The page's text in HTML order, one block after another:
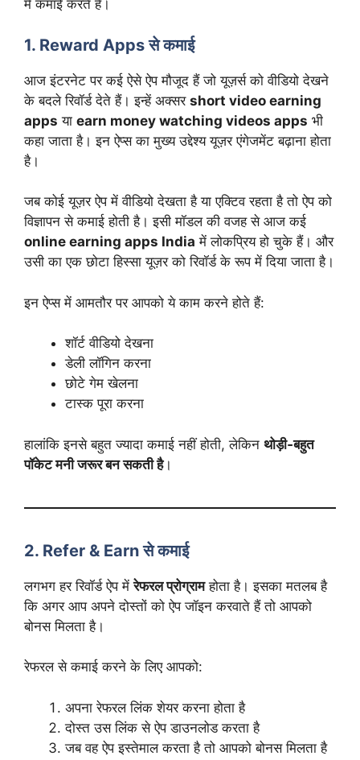
में कमाई करते हैं।
1. Reward Apps से कमाई
आज इंटरनेट पर कई ऐसे ऐप मौजूद हैं जो यूज़र्स को वीडियो देखने
के बदले रिवॉर्ड देते हैं। इन्हें अक्सर short video earning
apps या earn money watching videos apps भी
कहा जाता है। इन ऐप्स का मुख्य उद्देश्य यूज़र एंगेजमेंट बढ़ाना होता
है।
जब कोई यूज़र ऐप में वीडियो देखता है या एक्टिव रहता है तो ऐप को
विज्ञापन से कमाई होती है। इसी मॉडल की वजह से आज कई
online earning apps India में लोकप्रिय हो चुके हैं। और
उसी का एक छोटा हिस्सा यूज़र को रिवॉर्ड के रूप में दिया जाता है।
इन ऐप्स में आमतौर पर आपको ये काम करने होते हैं:
शॉर्ट वीडियो देखना
डेली लॉगिन करना
छोटे गेम खेलना
टास्क पूरा करना
हालांकि इनसे बहुत ज्यादा कमाई नहीं होती, लेकिन थोड़ी‑बहुत
पॉकेट मनी जरूर बन सकती है।
2. Refer & Earn से कमाई
लगभग हर रिवॉर्ड ऐप मेंरेफरल प्रोग्रामहोता है। इसका मतलब है
कि अगर आप अपने दोस्तों को ऐप जॉइन करवाते हैं तो आपको
बोनस मिलता है।
रेफरल से कमाई करने के लिए आपको:
अपना रेफरल लिंक शेयर करना होता है
दोस्त उस लिंक से ऐप डाउनलोड करता है
जब वह ऐप इस्तेमाल करता है तो आपको बोनस मिलता है